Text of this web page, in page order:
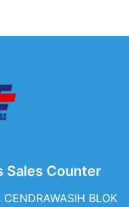
Sales Counter
BLOK